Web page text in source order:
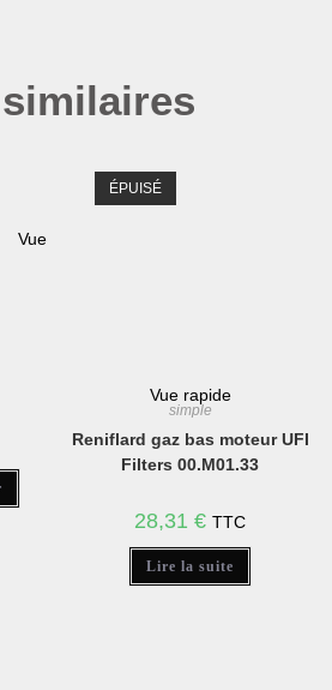
Vue
ÉPUISÉ
Vue rapide
simple
Reniflard gaz bas moteur UFI
Filters 00.M01.33
28,31€ TTC
Lire la suite